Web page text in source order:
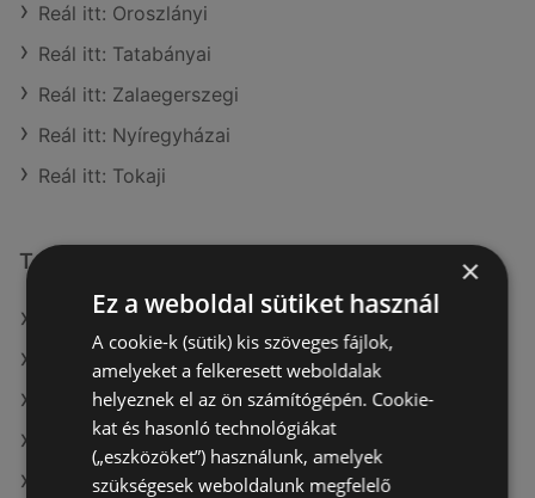
Reál itt: Oroszlányi
Reál itt: Tatabányai
Reál itt: Zalaegerszegi
Reál itt: Nyíregyházai
Reál itt: Tokaji
További linkek
A(z) Reál ajánlatai
A(z) ALDI ajánlatai
A(z) Privát max ajánlatai
A(z) Tesco aktuális akciós újságjai
A(z) Penny-Market Kft. aktuális akciós újságjai
×
Ez a weboldal sütiket használ
A cookie-k (sütik) kis szöveges fájlok,
amelyeket a felkeresett weboldalak
helyeznek el az ön számítógépén. Cookie-
kat és hasonló technológiákat
(„eszközöket”) használunk, amelyek
szükségesek weboldalunk megfelelő